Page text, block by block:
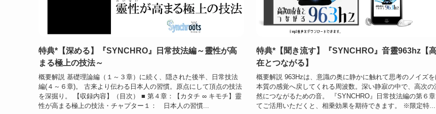
特典*【深める】『SYNCHRO』日常技法編～靈性が高
まる極上の技法～
概要解説 基礎理論編（１～３章）に続く、隠された後半、日常技法
編(４～６章)。 古来より伝わる日本人の習慣。原点にして頂点の技法
を深掘り。 【収録内容】（目次） ■ 第４章：【カタチ ∞ キモチ】靈
性が高まる極上の技法・チャプター１： 日本人の習慣...
特典*【聞き流す】『SYNCHRO』音靈963hz【
在とつながる】
概要解説 963Hzは、意識の奥に静かに触れて思考のノイズを
本質の感覚へ戻してくれる周波数。深い静寂の中で、高次の
然につながるための音。 『SYNCHRO』日常技法編の第６章
てご活用いただくと、相乗効果を期待できます。 ※限定特...